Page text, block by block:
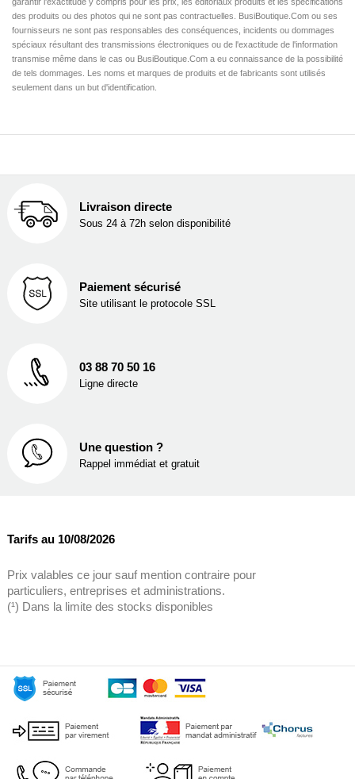
des produits ou des photos qui ne sont pas contractuelles. BusiBoutique.Com ou ses
fournisseurs ne sont pas responsables des conséquences, incidents ou dommages
spéciaux résultant des transmissions électroniques ou de l'exactitude de l'information
transmise même dans le cas ou BusiBoutique.Com a eu connaissance de la possibilité
de tels dommages. Les noms et marques de produits et de fabricants sont utilisés
seulement dans un but d'identification.
Livraison directe
Sous 24 à 72h selon disponibilité
Paiement sécurisé
Site utilisant le protocole SSL
03 88 70 50 16
Ligne directe
Une question ?
Rappel immédiat et gratuit
Tarifs au 10/08/2026
Prix valables ce jour sauf mention contraire pour
particuliers, entreprises et administrations.
(¹) Dans la limite des stocks disponibles